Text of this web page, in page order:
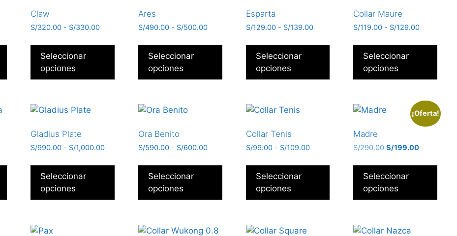
Claw
S/320.00 - S/330.00
Seleccionar
opciones
Ares
S/490.00 - S/500.00
Seleccionar
opciones
Esparta
S/129.00 - S/139.00
Seleccionar
opciones
Collar Maure
S/119.00 - S/129.00
Seleccionar
opciones
Gladius Plate
S/990.00 - S/1,000.00
Seleccionar
opciones
Ora Benito
S/590.00 - S/600.00
Seleccionar
opciones
Collar Tenis
S/99.00 - S/109.00
Seleccionar
opciones
¡Oferta!
Madre
S/290.00 S/199.00
Seleccionar
opciones